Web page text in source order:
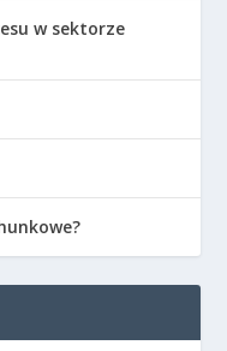
w sektorze